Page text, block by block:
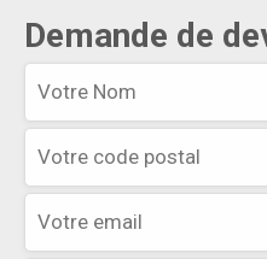
Demande de